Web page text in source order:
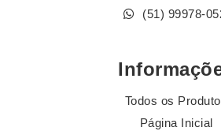
(51) 99978-
Todos os
Página Inicial